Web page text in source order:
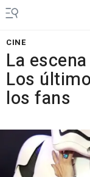
CINE
La
Los
los fans